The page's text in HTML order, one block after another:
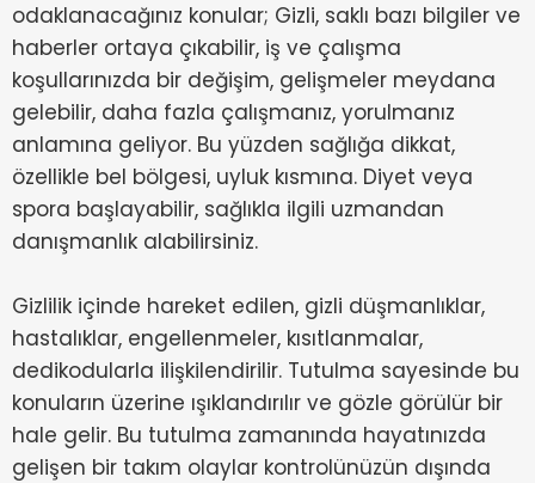
odaklanacağınız konular; Gizli, saklı bazı bilgiler ve
haberler ortaya çıkabilir, iş ve çalışma
koşullarınızda bir değişim, gelişmeler meydana
gelebilir, daha fazla çalışmanız, yorulmanız
anlamına geliyor. Bu yüzden sağlığa dikkat,
özellikle bel bölgesi, uyluk kısmına. Diyet veya
spora başlayabilir, sağlıkla ilgili uzmandan
danışmanlık alabilirsiniz.
Gizlilik içinde hareket edilen, gizli düşmanlıklar,
hastalıklar, engellenmeler, kısıtlanmalar,
dedikodularla ilişkilendirilir. Tutulma sayesinde bu
konuların üzerine ışıklandırılır ve gözle görülür bir
hale gelir. Bu tutulma zamanında hayatınızda
gelişen bir takım olaylar kontrolünüzün dışında